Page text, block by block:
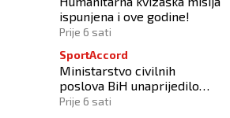
ispunjena i ove godine!
Prije 6 sati
SportAccord
Ministarstvo civilnih
poslova BiH unaprijedilo
sustav registracije sportskih
Prije 6 sati